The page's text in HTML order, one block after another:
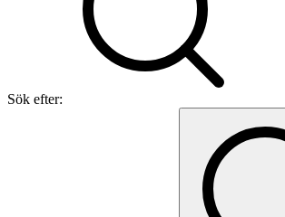
Sök efter: